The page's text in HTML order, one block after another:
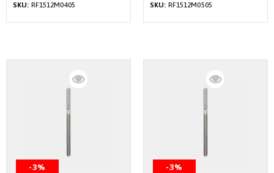
SKU: RF1512M0405
SKU: RF1512M0505
-3% -3%